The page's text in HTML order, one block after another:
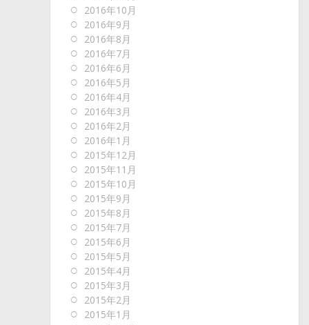
2016年10月
2016年9月
2016年8月
2016年7月
2016年6月
2016年5月
2016年4月
2016年3月
2016年2月
2016年1月
2015年12月
2015年11月
2015年10月
2015年9月
2015年8月
2015年7月
2015年6月
2015年5月
2015年4月
2015年3月
2015年2月
2015年1月